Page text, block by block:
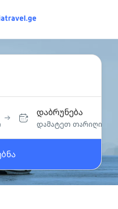
დაბრუნება
დამატეთ თარიღი